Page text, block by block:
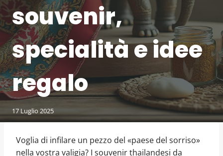
souvenir,
specialità e idee
regalo
17 Luglio 2025
Voglia di infilare un pezzo del «paese del sorriso»
nella vostra valigia? I souvenir thailandesi da